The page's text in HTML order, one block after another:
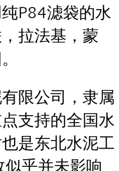
P84滤袋的水
拉法基，蒙
限公司，隶属
支持的全国水
是东北水泥工
乎并未影响